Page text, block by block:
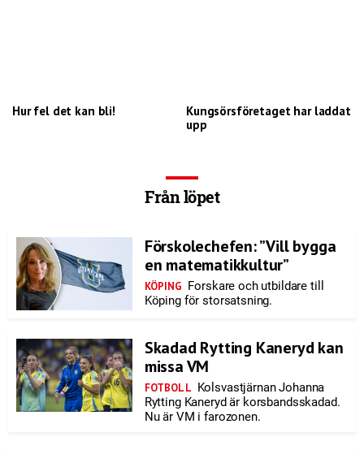
Hur fel det kan bli!
Kungsörsföretaget har laddat
upp
Från löpet
Förskolechefen: ”Vill bygga
en matematikkultur”
KÖPING Forskare och utbildare till
Köping för storsatsning.
Skadad Rytting Kaneryd kan
missa VM
FOTBOLL Kolsvastjärnan Johanna
Rytting Kaneryd är korsbandsskadad.
Nu är VM i farozonen.